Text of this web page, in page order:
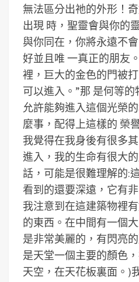
無法區分出祂的外形！
出現 時，聖靈會與你的
與你同在，你將永遠不
好並且唯 一真正的朋友
裡，巨大的金色的門被
可以進入。”那 是何等
允許能夠進入這個光榮
麼事，配得上這樣的 榮
我覺得在我身後有很多
進入，我的生命有很大
話，可能是很難理解的:
看到的還要深遠，它有
我注意到在這建築物裡
的東西。在中間有一個
是非常美麗的，有閃亮
是天堂一個主要的顏色
天空，在天花板裏面。)